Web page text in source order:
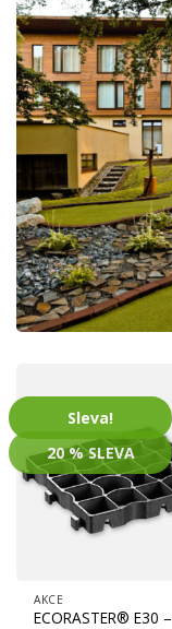
Sleva!
20 % SLEVA
AKCE
ECORASTER® E30 –